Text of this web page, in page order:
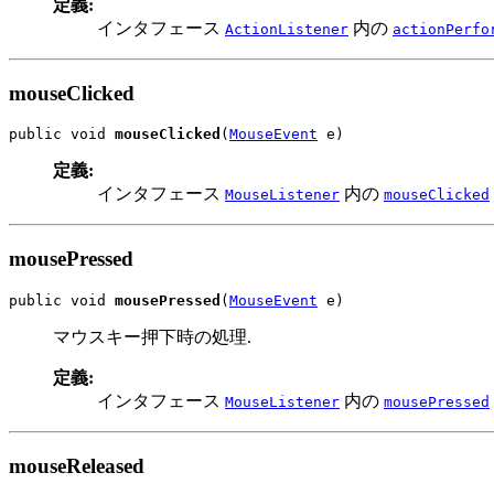
定義:
インタフェース ActionListener 内の
mouseClicked
public void mouseClicked ( MouseEvent e)
定義:
インタフェース MouseListener 内の mouseClicked
mousePressed
public void mousePressed ( MouseEvent e)
マウスキー押下時の処理.
定義:
インタフェース MouseListener 内の mousePressed
mouseReleased